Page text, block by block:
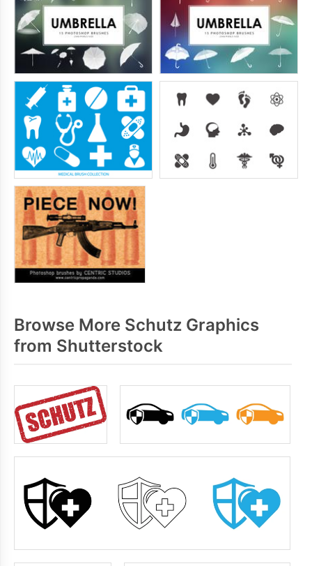
Browse More Schutz Graphics
from Shutterstock